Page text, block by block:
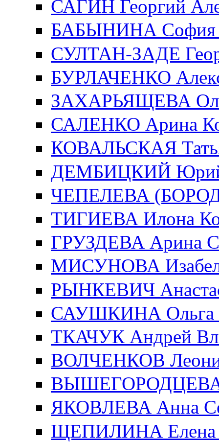
САГИН Георгий
БАБЫНИНА София
СУЛТАН-ЗАДЕ
БУРЛАЧЕНКО
ЗАХАРЬЯЩЕВА
САЛЕНКО Арина
КОВАЛЬСКАЯ
ДЕМБИЦКИЙ Юрий
ЧЕПЕЛЕВА
ТИГИЕВА Илона
ГРУЗДЕВА Арина
МИСУНОВА
РЫНКЕВИЧ
САУШКИНА Ольга
ТКАЧУК Андрей
ВОЛЧЕНКОВ
ВЫШЕГОРОДЦЕВА
ЯКОВЛЕВА Анна
ЩЕПИЛИНА Елена